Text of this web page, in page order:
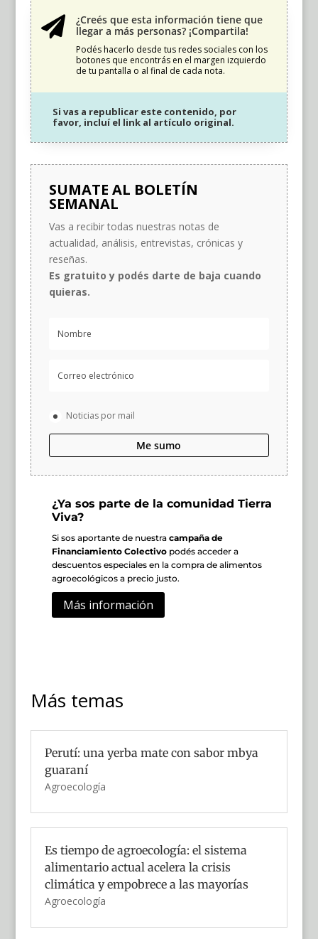

¿Creés que esta información tiene que
llegar a más personas? ¡Compartila!
Podés hacerlo desde tus redes sociales con los
botones que encontrás en el margen izquierdo
de tu pantalla o al final de cada nota.
Si vas a republicar este contenido, por
favor, incluí el link al artículo original.
SUMATE AL BOLETÍN
SEMANAL
Vas a recibir todas nuestras notas de
actualidad, análisis, entrevistas, crónicas y
reseñas.
Es gratuito y podés darte de baja cuando
quieras.
Noticias por mail
Me sumo
¿Ya sos parte de la comunidad Tierra
Viva?
Si sos aportante de nuestra campaña de
Financiamiento Colectivopodés acceder a
descuentos especiales en la compra de alimentos
agroecológicos a precio justo.
Más información
Más temas
Perutí: una yerba mate con sabor mbya
guaraní
Agroecología
Es tiempo de agroecología: el sistema
alimentario actual acelera la crisis
climática y empobrece a las mayorías
Agroecología